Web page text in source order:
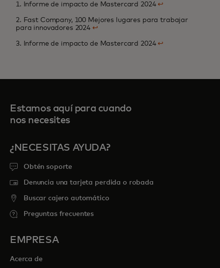
1. Informe de impacto de Mastercard 2024↩
2. Fast Company, 100 Mejores lugares para trabajar
para innovadores 2024 ↩
3. Informe de impacto de Mastercard 2024↩
Estamos aquí para cuando
nos necesites
¿NECESITAS AYUDA?
Obtén soporte
Denuncia una tarjeta perdida o robada
Buscar cajero automático
Preguntas frecuentes
EMPRESA
Acerca de